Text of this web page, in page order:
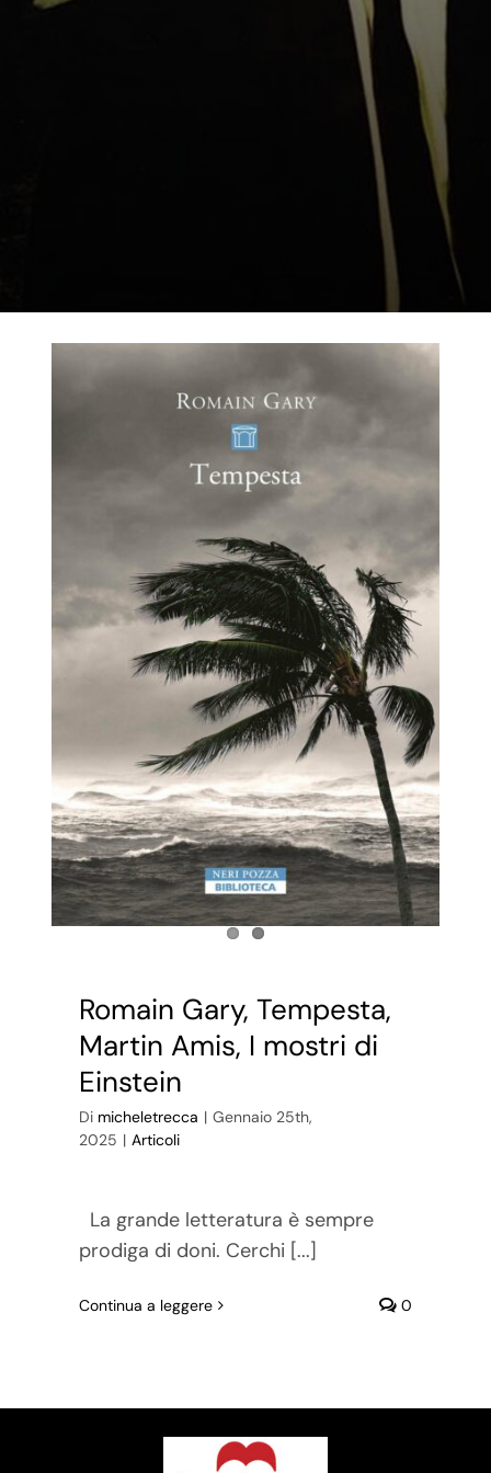
Romain Gary, Tempesta,
Martin Amis, I mostri di
Einstein
Di micheletrecca | Gennaio 25th,
2025 | Articoli
La grande letteratura è sempre
prodiga di doni. Cerchi [...]
Continua a leggere 0